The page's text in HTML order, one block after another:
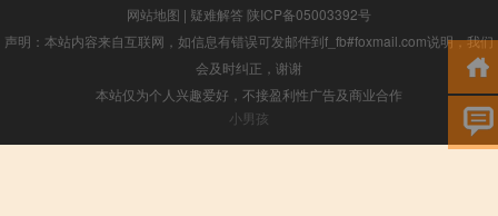
网站地图 | 疑难解答 陕ICP备05003392号
声明：本站内容来自互联网，如信息有错误可发邮件到f_fb#foxmail.com说明，我们
会及时纠正，谢谢
本站仅为个人兴趣爱好，不接盈利性广告及商业合作
小男孩